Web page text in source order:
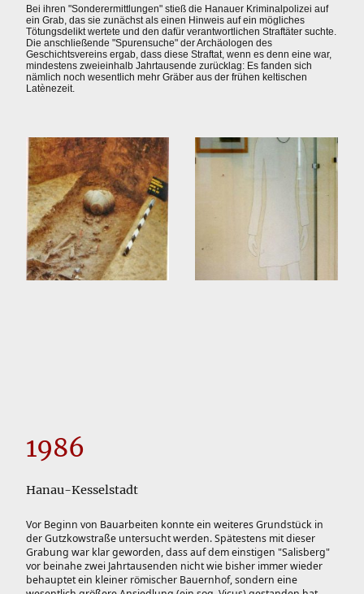
Bei ihren "Sonderermittlungen" stieß die Hanauer Kriminalpolizei auf
ein Grab, das sie zunächst als einen Hinweis auf ein mögliches
Tötungsdelikt wertete und den dafür verantwortlichen Straftäter suchte.
Die anschließende "Spurensuche" der Archäologen des
Geschichtsvereins ergab, dass diese Straftat, wenn es denn eine war,
mindestens zweieinhalb Jahrtausende zurücklag: Es fanden sich
nämlich noch wesentlich mehr Gräber aus der frühen keltischen
Latènezeit.
1986
Hanau-Kesselstadt
Vor Beginn von Bauarbeiten konnte ein weiteres Grundstück in
der Gutzkowstraße untersucht werden. Spätestens mit dieser
Grabung war klar geworden, dass auf dem einstigen "Salisberg"
vor beinahe zwei Jahrtausenden nicht wie bisher immer wieder
behauptet ein kleiner römischer Bauernhof, sondern eine